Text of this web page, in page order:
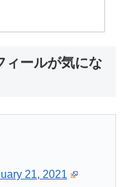
ィールが気にな
21, 2021